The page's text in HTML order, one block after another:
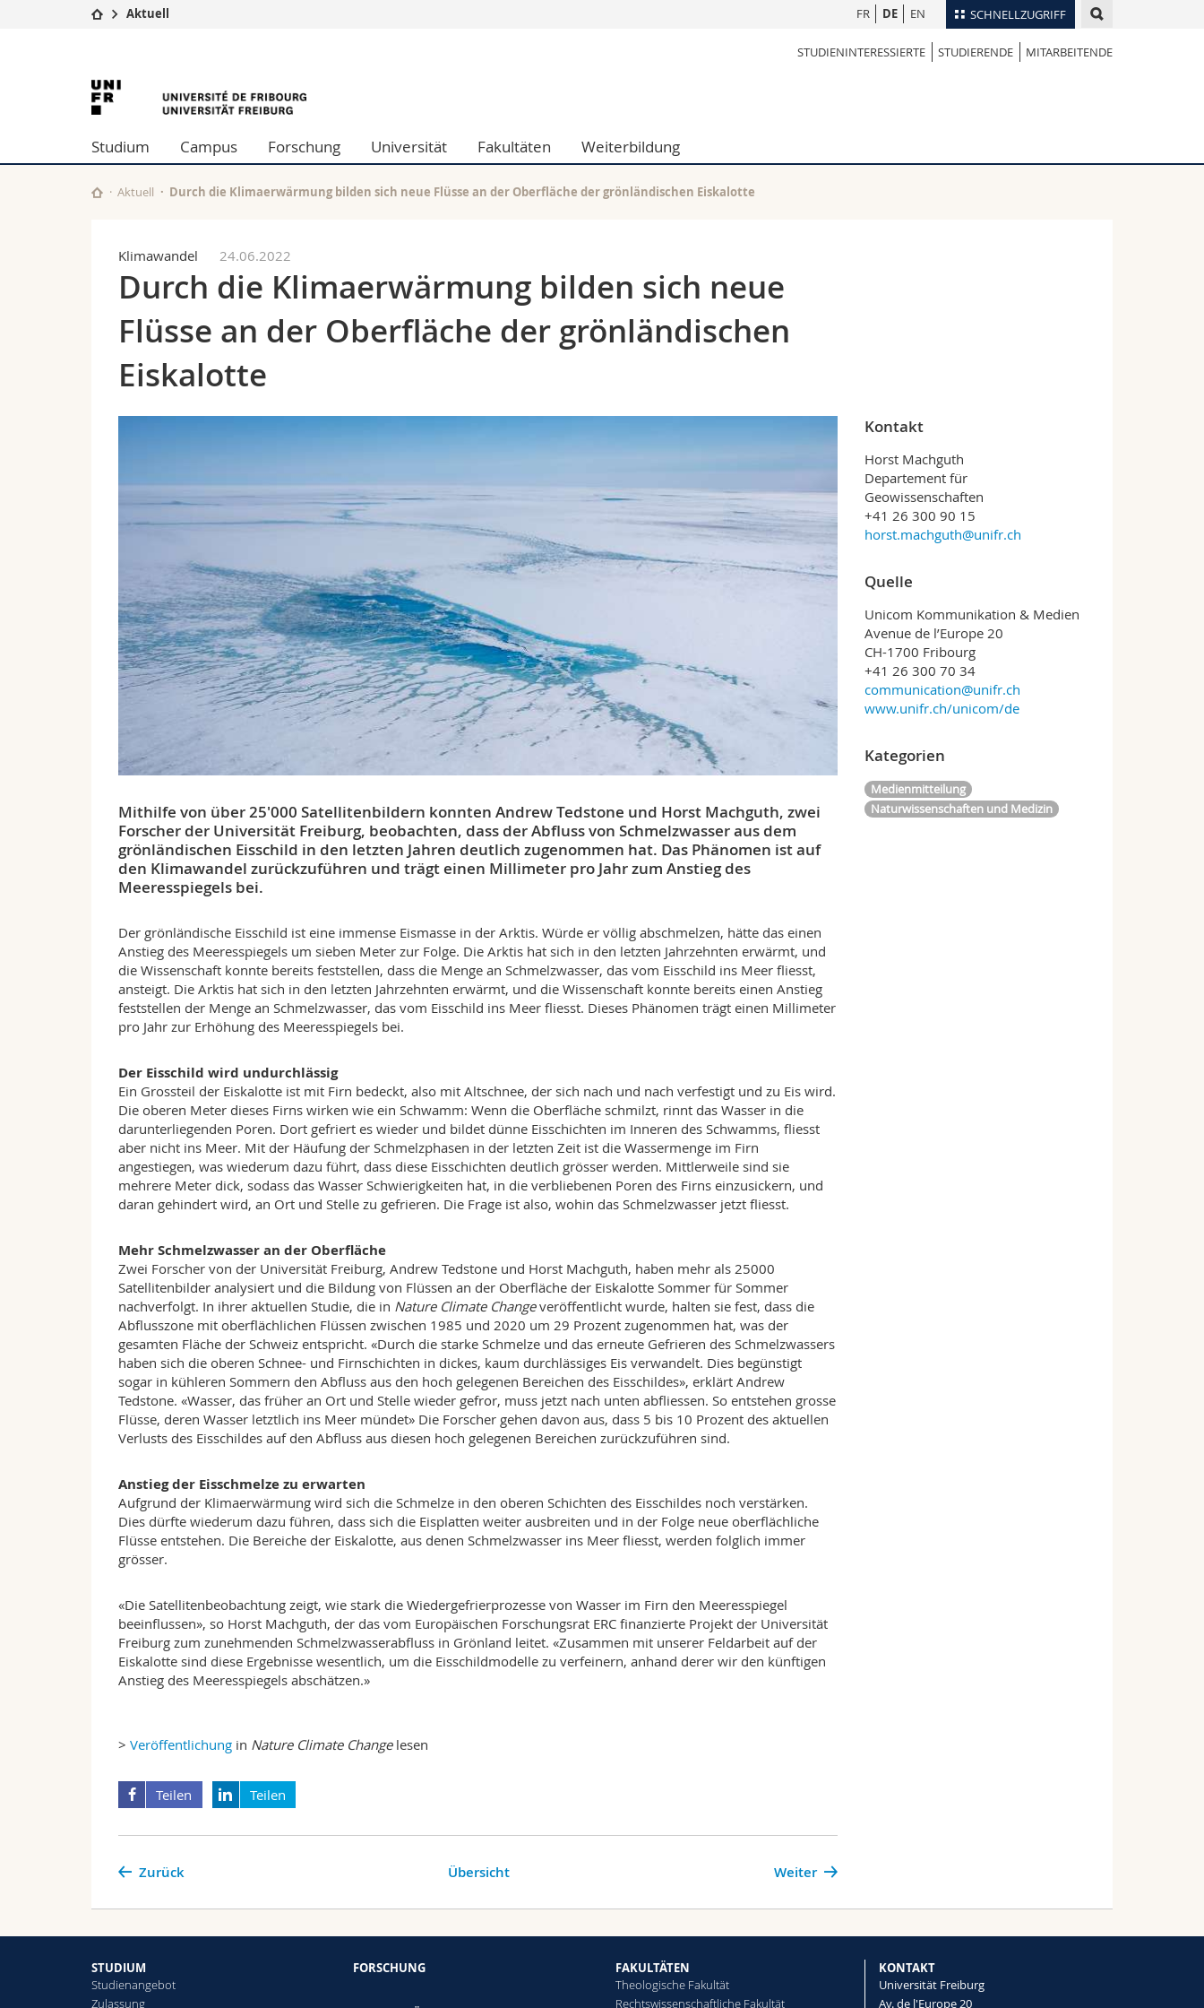
SCHNELLZUGRIFF
Studium
Campus
Universität
Weiterbildung
Theologische Fak.
Philosophische Fak.
Fak. für Erziehungs- und Bildungswissenschaften
Math.-Nat. und Med. Fak.
Interfakultär
Mitarbeitende
Doktorierende
Personenverzeichnis
Vorlesungsverzeichnis
FR DE EN
Aktuell
STUDIENINTERESSIERTE STUDIERENDE MITARBEITENDE
University
of
Fribourg
Studium Campus Forschung Universität Fakultäten Weiterbildung
Aktuell Durch die Klimaerwärmung bilden sich neue Flüsse an der Oberfläche der grönländischen Eiskalotte
Klimawandel 24.06.2022
Durch die Klimaerwärmung bilden sich neue
Flüsse an der Oberfläche der grönländischen
Eiskalotte
Mithilfe von über 25'000 Satellitenbildern konnten Andrew Tedstone und Horst Machguth, zwei
Forscher der Universität Freiburg, beobachten, dass der Abfluss von Schmelzwasser aus dem
grönländischen Eisschild in den letzten Jahren deutlich zugenommen hat. Das Phänomen ist auf
den Klimawandel zurückzuführen und trägt einen Millimeter pro Jahr zum Anstieg des
Meeresspiegels bei.
Der grönländische Eisschild ist eine immense Eismasse in der Arktis. Würde er völlig abschmelzen, hätte das einen
Anstieg des Meeresspiegels um sieben Meter zur Folge. Die Arktis hat sich in den letzten Jahrzehnten erwärmt, und
die Wissenschaft konnte bereits feststellen, dass die Menge an Schmelzwasser, das vom Eisschild ins Meer fliesst,
ansteigt. Die Arktis hat sich in den letzten Jahrzehnten erwärmt, und die Wissenschaft konnte bereits einen Anstieg
feststellen der Menge an Schmelzwasser, das vom Eisschild ins Meer fliesst. Dieses Phänomen trägt einen Millimeter
pro Jahr zur Erhöhung des Meeresspiegels bei.
Der Eisschild wird undurchlässig
Ein Grossteil der Eiskalotte ist mit Firn bedeckt, also mit Altschnee, der sich nach und nach verfestigt und zu Eis wird.
Die oberen Meter dieses Firns wirken wie ein Schwamm: Wenn die Oberfläche schmilzt, rinnt das Wasser in die
darunterliegenden Poren. Dort gefriert es wieder und bildet dünne Eisschichten im Inneren des Schwamms, fliesst
aber nicht ins Meer. Mit der Häufung der Schmelzphasen in der letzten Zeit ist die Wassermenge im Firn
angestiegen, was wiederum dazu führt, dass diese Eisschichten deutlich grösser werden. Mittlerweile sind sie
mehrere Meter dick, sodass das Wasser Schwierigkeiten hat, in die verbliebenen Poren des Firns einzusickern, und
daran gehindert wird, an Ort und Stelle zu gefrieren. Die Frage ist also, wohin das Schmelzwasser jetzt fliesst.
Mehr Schmelzwasser an der Oberfläche
Zwei Forscher von der Universität Freiburg, Andrew Tedstone und Horst Machguth, haben mehr als 25000
Satellitenbilder analysiert und die Bildung von Flüssen an der Oberfläche der Eiskalotte Sommer für Sommer
nachverfolgt. In ihrer aktuellen Studie, die in Nature Climate Changeveröffentlicht wurde, halten sie fest, dass die
Abflusszone mit oberflächlichen Flüssen zwischen 1985 und 2020 um 29 Prozent zugenommen hat, was der
gesamten Fläche der Schweiz entspricht. «Durch die starke Schmelze und das erneute Gefrieren des Schmelzwassers
haben sich die oberen Schnee- und Firnschichten in dickes, kaum durchlässiges Eis verwandelt. Dies begünstigt
sogar in kühleren Sommern den Abfluss aus den hoch gelegenen Bereichen des Eisschildes», erklärt Andrew
Tedstone. «Wasser, das früher an Ort und Stelle wieder gefror, muss jetzt nach unten abfliessen. So entstehen grosse
Flüsse, deren Wasser letztlich ins Meer mündet» Die Forscher gehen davon aus, dass 5 bis 10 Prozent des aktuellen
Verlusts des Eisschildes auf den Abfluss aus diesen hoch gelegenen Bereichen zurückzuführen sind.
Anstieg der Eisschmelze zu erwarten
Aufgrund der Klimaerwärmung wird sich die Schmelze in den oberen Schichten des Eisschildes noch verstärken.
Dies dürfte wiederum dazu führen, dass sich die Eisplatten weiter ausbreiten und in der Folge neue oberflächliche
Flüsse entstehen. Die Bereiche der Eiskalotte, aus denen Schmelzwasser ins Meer fliesst, werden folglich immer
grösser.
«Die Satellitenbeobachtung zeigt, wie stark die Wiedergefrierprozesse von Wasser im Firn den Meeresspiegel
beeinflussen», so Horst Machguth, der das vom Europäischen Forschungsrat ERC finanzierte Projekt der Universität
Freiburg zum zunehmenden Schmelzwasserabfluss in Grönland leitet. «Zusammen mit unserer Feldarbeit auf der
Eiskalotte sind diese Ergebnisse wesentlich, um die Eisschildmodelle zu verfeinern, anhand derer wir den künftigen
Anstieg des Meeresspiegels abschätzen.»
> Veröffentlichung in Nature Climate Changelesen
Teilen Teilen
Weiter
Zurück Übersicht
Kontakt
Horst Machguth
Departement für
Geowissenschaften
+41 26 300 90 15
horst.machguth@unifr.ch
Quelle
Unicom Kommunikation & Medien
Avenue de l’Europe 20
CH-1700 Fribourg
+41 26 300 70 34
communication@unifr.ch
www.unifr.ch/unicom/de
Kategorien
Medienmitteilung
Naturwissenschaften und Medizin
STUDIUM
Studienangebot
Zulassung
FORSCHUNG
FAKULTÄTEN
Theologische Fakultät
Rechtswissenschaftliche Fakultät
KONTAKT
Universität Freiburg
Av. de l'Europe 20